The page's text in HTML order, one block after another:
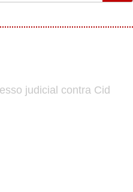
judicial contra Cid